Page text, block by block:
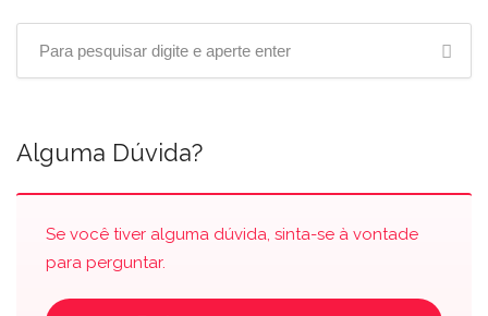
Alguma Dúvida?
Se você tiver alguma dúvida, sinta-se à vontade
para perguntar.